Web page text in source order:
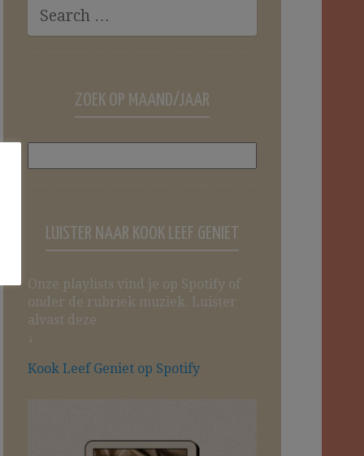
ZOEK OP MAAND/JAAR
LUISTER NAAR KOOK LEEF GENIET
Onze playlists vind je op Spotify of
onder de rubriek muziek. Luister
alvast deze
↓
Kook Leef Geniet op Spotify